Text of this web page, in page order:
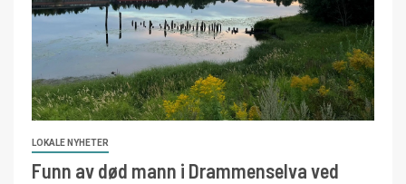
LOKALE NYHETER
Funn av død mann i Drammenselva ved